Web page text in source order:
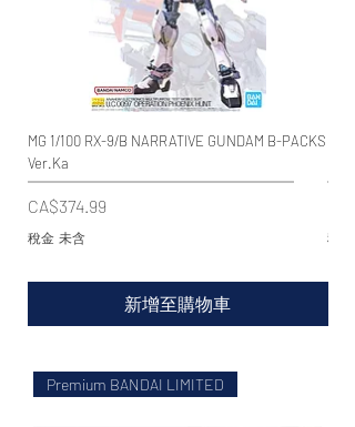
MG 1/100 RX-9/B NARRATIVE GUNDAM B-PACKS
Ver.Ka
價格
CA$374.99
稅金 未含
新增至購物車
稅金
Premium BANDAI LIMITED